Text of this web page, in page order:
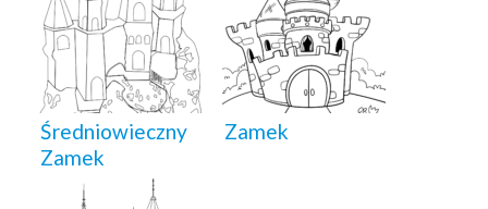
Średniowieczny
Zamek
Zamek